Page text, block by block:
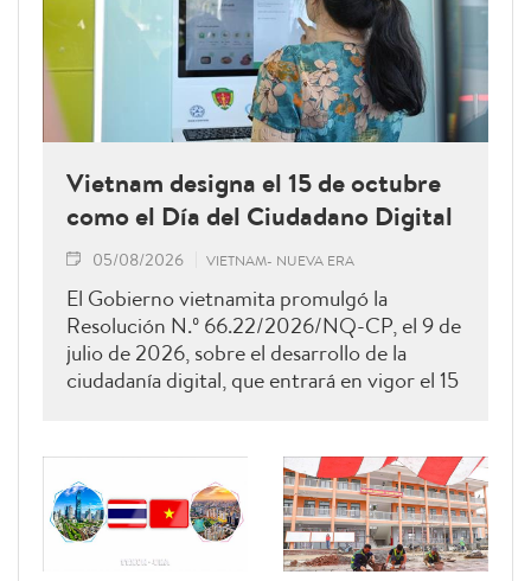
Vietnam designa el 15 de octubre
como el Día del Ciudadano Digital
05/08/2026 VIETNAM- NUEVA ERA
El Gobierno vietnamita promulgó la
Resolución N.º 66.22/2026/NQ-CP, el 9 de
julio de 2026, sobre el desarrollo de la
ciudadanía digital, que entrará en vigor el 15
de sus principales disposiciones, el
documento instituye el 15 de octubre de
cada año como el Día del Ciudadano Digital
de Vietnam.